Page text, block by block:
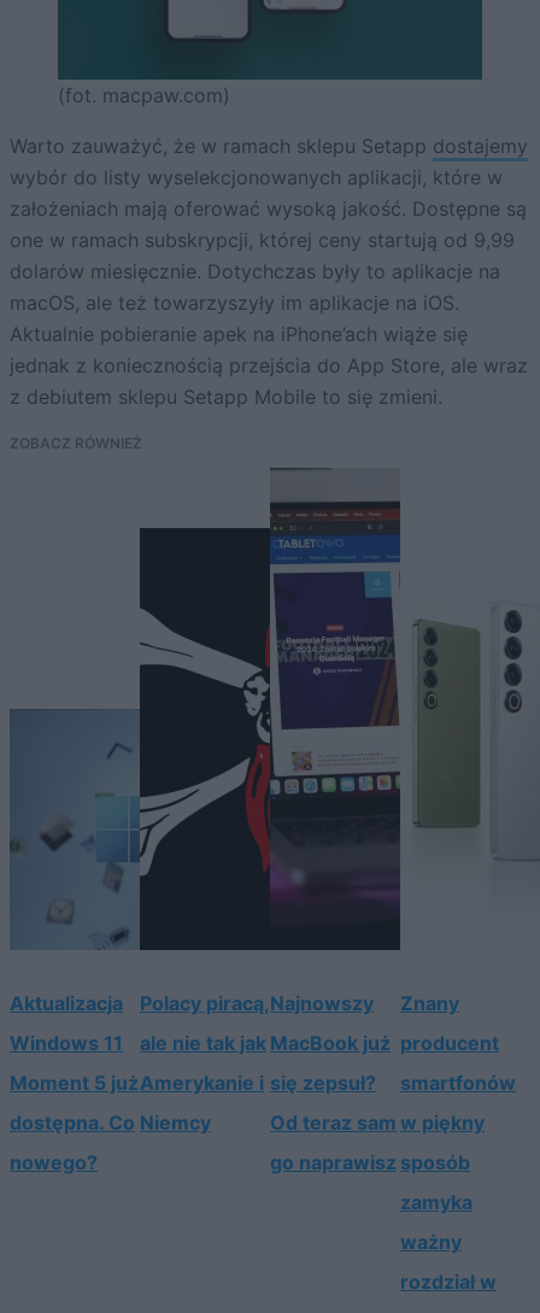
(fot. macpaw.com)
Warto zauważyć, że w ramach sklepu Setapp dostajemy
wybór do listy wyselekcjonowanych aplikacji, które w
założeniach mają oferować wysoką jakość. Dostępne są
one w ramach subskrypcji, której ceny startują od 9,99
dolarów miesięcznie. Dotychczas były to aplikacje na
macOS, ale też towarzyszyły im aplikacje na iOS.
Aktualnie pobieranie apek na iPhone’ach wiąże się
jednak z koniecznością przejścia do App Store, ale wraz
z debiutem sklepu Setapp Mobile to się zmieni.
ZOBACZ RÓWNIEŻ
Aktualizacja
Windows 11
Moment 5 już
dostępna. Co
nowego?
Polacy piracą,
ale nie tak jak
Amerykanie i
Niemcy
Najnowszy
MacBook już
się zepsuł?
Od teraz sam
go naprawisz
Znany
producent
smartfonów
w piękny
sposób
zamyka
ważny
rozdział w